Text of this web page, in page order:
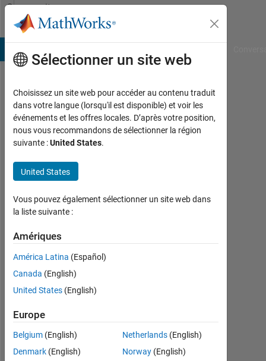
Passer au contenu
Community
Profile
Yeonsoo
Last
seen:
presque
2 ans il
y a
Actif
depuis
0
Following:
Follow
Sélectionner un site web
Choisissez un site web pour accéder au contenu traduit
dans votre langue (lorsqu'il est disponible) et voir les
événements et les offres locales. D’après votre position,
nous vous recommandons de sélectionner la région
suivante :United States.
United States
Vous pouvez également sélectionner un site web dans
la liste suivante :
Amériques
América Latina (Español)
Canada (English)
United States (English)
Europe
Belgium (English)
Denmark (English)
Netherlands(English)
Norway(English)